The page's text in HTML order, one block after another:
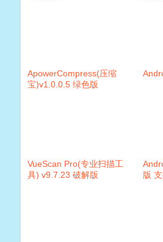
ApowerCompress(压缩
宝)v1.0.0.5 绿色版
VueScan Pro(专业扫描工
具) v9.7.23 破解版
版